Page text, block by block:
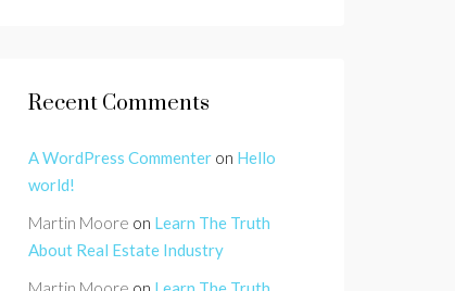
Recent Comments
A WordPress Commenter on Hello
world!
Martin Moore on Learn The Truth
About Real Estate Industry